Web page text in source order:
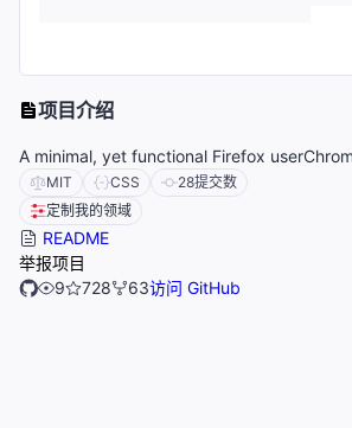
项目介绍
A minimal, yet functional Firefox
MIT CSS 28提交数
定制我的领域
README
举报项目
9
728 63访问 GitHub